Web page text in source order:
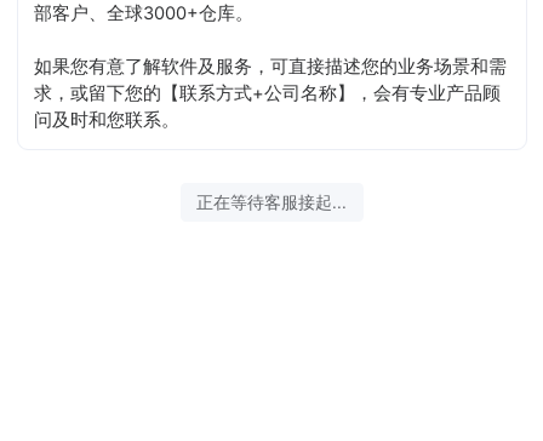
部客户、全球3000+仓库。
如果您有意了解软件及服务，可直接描述您的业务场景和需
求，或留下您的【联系方式+公司名称】，会有专业产品顾
问及时和您联系。
正在等待客服接起...